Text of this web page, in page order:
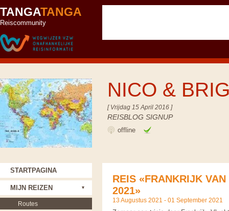
TANGATANGA
Reiscommunity
NICO &
[ Vrijdag 15 April 2016 ]
REISBLOG SIGNUP
offline
REIS «FRANKRIJK
2021»
13 Augustus 2021 - 01 September 2021
STARTPAGINA
MIJN REIZEN
Routes